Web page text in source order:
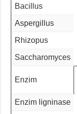
Bacillus
Aspergillus
Rhizopus
Saccharomyces
Enzim
Enzim ligninase